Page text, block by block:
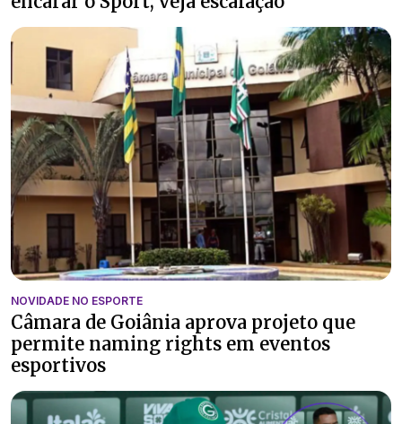
NOVIDADE NO ESPORTE
Câmara de Goiânia aprova projeto que
permite naming rights em eventos
esportivos